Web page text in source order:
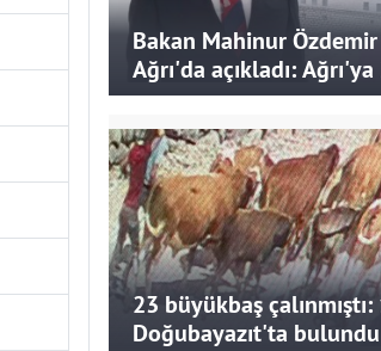
Bakan Mahinur
Ağrı'da açıkladı:
liralık yatırım ve destek
23 büyükbaş
Doğubayazıt'ta bulundu